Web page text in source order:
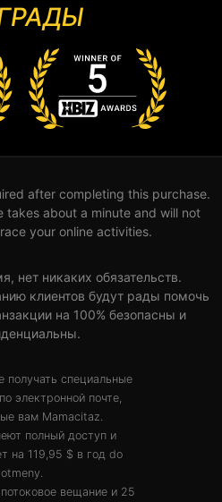
after completing this purchase.
takes about a minute and will not
your online activities.
нет никаких обязательств.
клиентов будут рады помочь
на 100% безопасны и
получать специальные
электронной почте,
вам Mamacitaz.
полный доступ и
на 119,95 $ в год do
otmeny.
вещание и 25